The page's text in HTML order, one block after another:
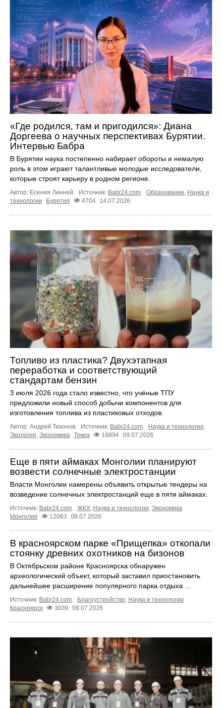
«Где родился, там и пригодился»: Диана
Доргеева о научных перспективах Бурятии.
Интервью Бабра
В Бурятии наука постепенно набирает обороты и немалую
роль в этом играют талантливые молодые исследователи,
которые строят карьеру в родном регионе.
Автор: Есения Линней. Источник: Babr24.com. Образование, Наука и
технологии
Бурятия 4704 14.07.2026
Топливо из пластика? Двухэтапная
переработка и соответствующий
стандартам бензин
3 июля 2026 года стало известно, что учёные ТПУ
предложили новый способ добычи компонентов для
изготовления топлива из пластиковых отходов.
Автор: Андрей Тихонов. Источник: Babr24.com Наука и технологии
Экология Экономика Томск 18894 09.07.2026
Еще в пяти аймаках Монголии планируют
возвести солнечные электростанции
Власти Монголии намерены объявить открытые тендеры на
возведение солнечных электростанций еще в пяти аймаках.
Источник: Babr24.com ЖКХ Наука и технологии Экономика
Монголия
12063 08.07.2026
В красноярском парке «Прищепка» откопали
стоянку древних охотников на бизонов
В Октябрьском районе Красноярска обнаружен
археологический объект, который заставил приостановить
дальнейшее расширение популярного парка отдыха ...
Источник: Babr24.com. Благоустройство, Наука и технологии
Красноярск
3039 08.07.2026